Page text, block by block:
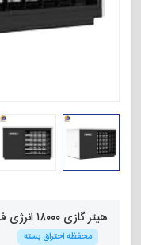
هیتر گازی ۱۸۰۰۰ انرژی فن دار مدل GH ۰۶۱۸
محفظه احتراق بسته